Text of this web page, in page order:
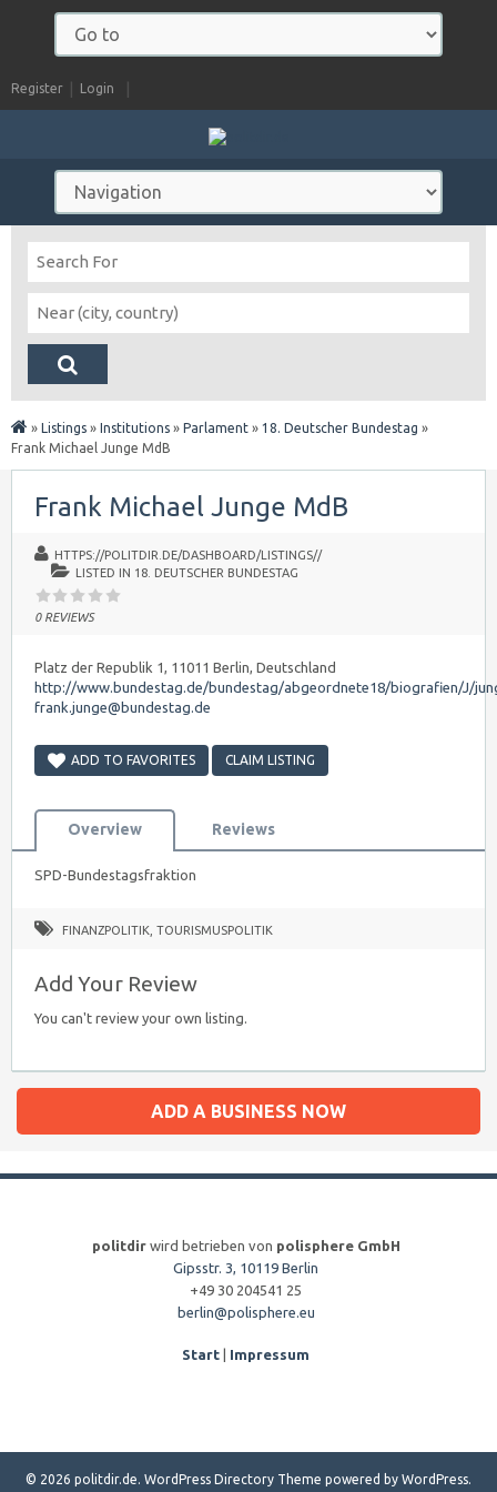
Register Login
» Listings » Institutions » Parlament » 18. Deutscher Bundestag »
Frank Michael Junge MdB
Frank Michael Junge MdB
HTTPS://POLITDIR.DE/DASHBOARD/LISTINGS//
LISTED IN 18. DEUTSCHER BUNDESTAG
0 REVIEWS
Platz der Republik 1, 11011 Berlin, Deutschland
http://www.bundestag.de/bundestag/abgeordnete18/biografien/J/
frank.junge@bundestag.de
ADD TO FAVORITES CLAIM LISTING
Overview Reviews
SPD-Bundestagsfraktion
FINANZPOLITIK TOURISMUSPOLITIK
Add Your Review
You can't review your own listing.
ADD A BUSINESS NOW
politdirwird betrieben von polisphere GmbH
Gipsstr. 3, 10119 Berlin
+49 30 204541 25
berlin@polisphere.eu
Start Impressum
© 2026 politdir.de. WordPress Directory Theme powered by WordPress.